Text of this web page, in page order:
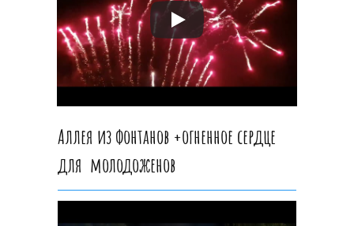
Аллея из фонтанов +огненное сердце
для молодоженов